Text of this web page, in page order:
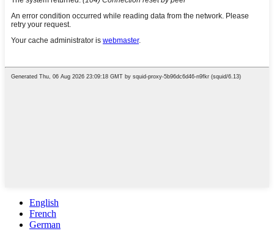
English
French
German